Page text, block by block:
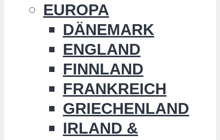
EUROPA
DÄNEMARK
ENGLAND
FINNLAND
FRANKREICH
GRIECHENLAND
IRLAND &